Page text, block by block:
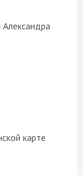
Александра
карте